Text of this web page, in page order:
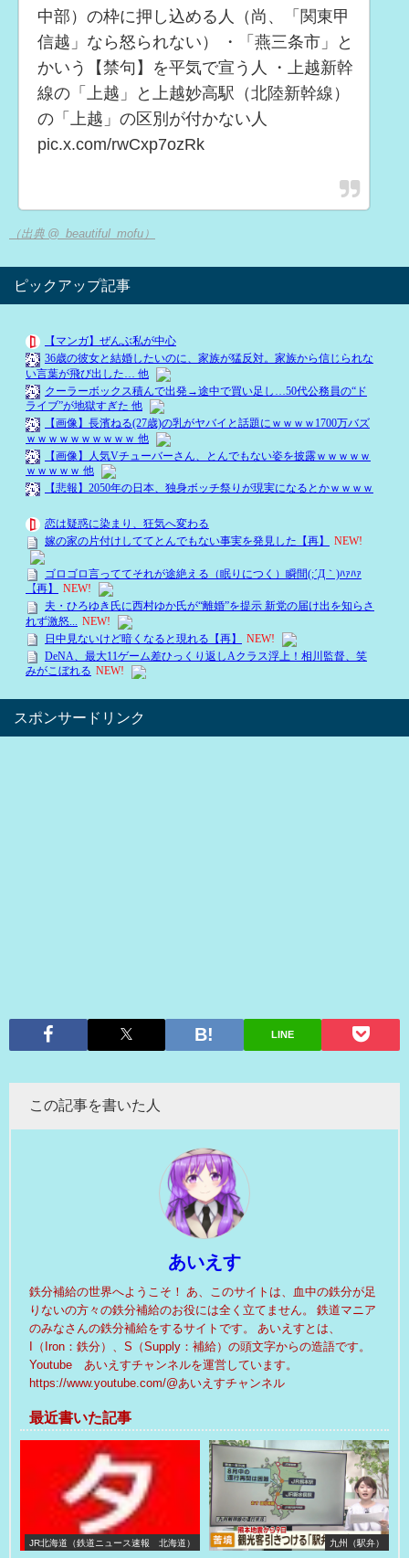
中部）の枠に押し込める人（尚、「関東甲
信越」なら怒られない） ・「燕三条市」と
かいう【禁句】を平気で宣う人 ・上越新幹
線の「上越」と上越妙高駅（北陸新幹線）
の「上越」の区別が付かない人
pic.x.com/rwCxp7ozRk
（出典 @_beautiful_mofu）
ピックアップ記事
スポンサードリンク
LINE
この記事を書いた人
あいえす
鉄分補給の世界へようこそ！ あ、このサイトは、血中の鉄分が足
りないの方々の鉄分補給のお役には全く立てません。 鉄道マニア
のみなさんの鉄分補給をするサイトです。 あいえすとは、
I（Iron：鉄分）、S（Supply：補給）の頭文字からの造語です。
Youtube あいえすチャンネルを運営しています。
https://www.youtube.com/@あいえすチャンネル
最近書いた記事
JR北海道（鉄道ニュース速報 北海道） 九州（駅弁）